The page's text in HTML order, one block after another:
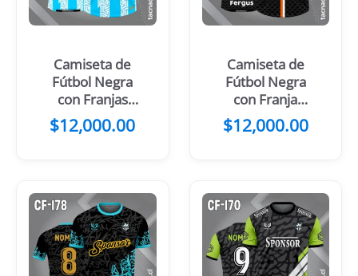
Camiseta de
Fútbol Negra
con Franjas
Blancas
$12,000.00
Camiseta de
Fútbol Negra
con Franja
Central Blanca
y Celeste
$12,000.00